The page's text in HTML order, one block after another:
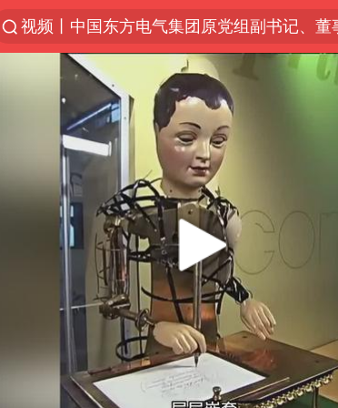
视频丨中国东方电气集团原党组副书记、董
“China Cool”火了，老外爱上中国避暑游
“南湖号”盾构机下线
香港宏福苑火灾或由烟头引起
浙江台州《告全体市民书》
伊斯兰版北约来了吗
中国父女泰国骑摩托车坠崖1死1伤
网约车司机充电时猝死保险拒赔
四川宜宾3.4级地震
周末打虎 宋致远被查
上半年国内居民出游人次34.63亿